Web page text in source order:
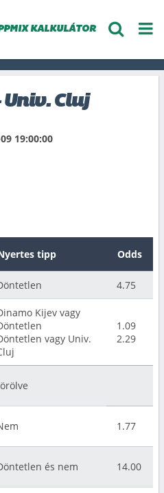
KALKULÁTOR
Cluj
19:00:00
tipp Odds
4.75
Kijev vagy
vagy Univ.
1.09
2.29
1.77
és nem 14.00